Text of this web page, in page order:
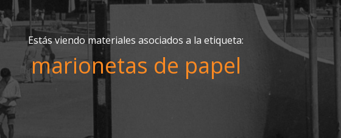
Estás viendo materiales asociados a la etiqueta:
marionetas de papel